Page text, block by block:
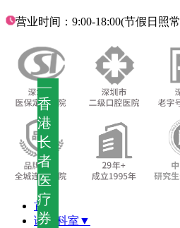
—
香
港
长
者
医
疗
券
营业时间：9:00-18:00(节假日照
首页
诊疗科室▼